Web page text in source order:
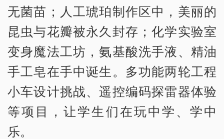
无菌苗；人工琥珀制作区中，美丽的
昆虫与花瓣被永久封存；化学实验室
变身魔法工坊，氨基酸洗手液、精油
手工皂在手中诞生。多功能两轮工程
小车设计挑战、遥控编码探雷器体验
等项目，让学生们在玩中学、学中
乐。